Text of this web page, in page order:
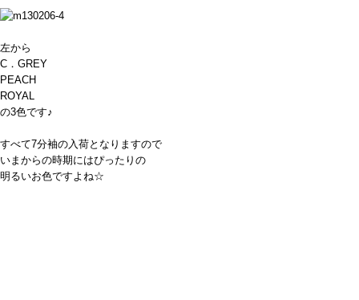
左から
C．GREY
PEACH
ROYAL
の3色です♪
すべて7分袖の入荷となりますので
いまからの時期にはぴったりの
明るいお色ですよね☆